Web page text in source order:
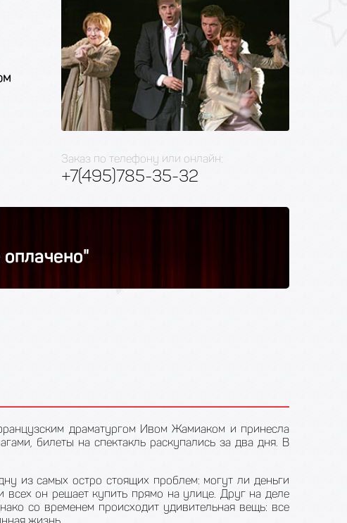
Заказ по телефону или онлайн:
+7(495)785-35-32
драматургом Ивом Жамиаком и принесла
билеты на спектакль раскупались за два дня. В
из самых остро стоящих проблем: могут ли деньги
он решает купить прямо на улице. Друг на деле
со временем происходит удивительная вещь: все